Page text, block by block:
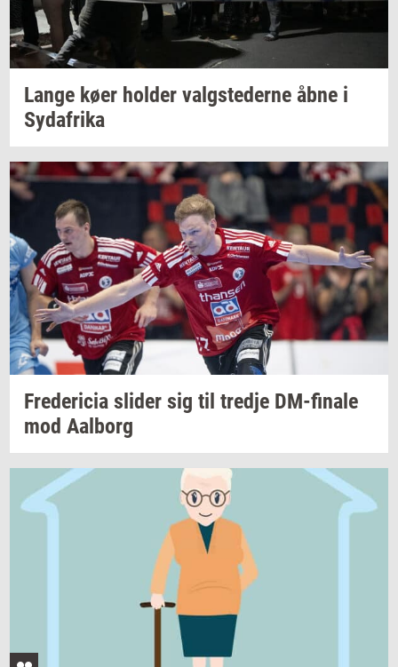
Lange køer hol­der valg­ste­der­ne åbne i
Syd­afri­ka
Fre­de­ri­cia sli­der sig til tred­je DM-​finale
mod Aal­borg